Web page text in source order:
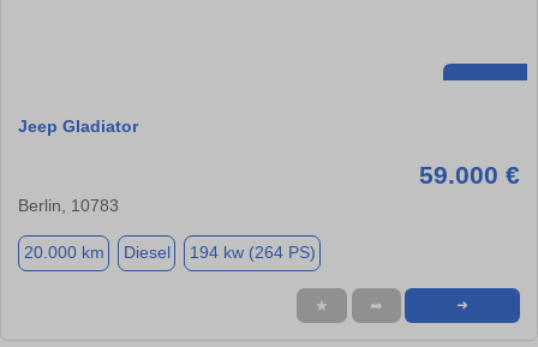
Jeep Gladiator
59.000 €
Berlin, 10783
20.000 km Diesel 194 kw (264 PS)
★ ➦ ➜